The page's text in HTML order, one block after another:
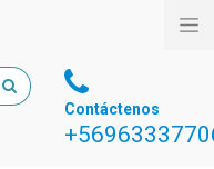
Contáctenos